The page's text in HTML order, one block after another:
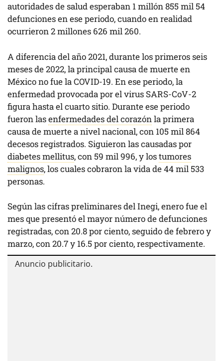
autoridades de salud esperaban 1 millón 855 mil 54
defunciones en ese periodo, cuando en realidad
ocurrieron 2 millones 626 mil 260.
A diferencia del año 2021, durante los primeros seis
meses de 2022, la principal causa de muerte en
México no fue la COVID-19. En ese periodo, la
enfermedad provocada por el virus SARS-CoV-2
figura hasta el cuarto sitio. Durante ese periodo
fueron lasenfermedades del corazón la primera
causa de muerte a nivel nacional, con 105 mil 864
decesos registrados. Siguieron las causadas por
diabetes mellitus, con 59 mil 996, y lostumores
malignos, los cuales cobraron la vida de 44 mil 533
personas.
Según las cifras preliminares del Inegi, enero fue el
mes que presentó el mayor número de defunciones
registradas, con 20.8 por ciento, seguido de febrero y
marzo, con 20.7 y 16.5 por ciento, respectivamente.